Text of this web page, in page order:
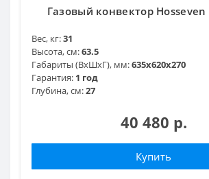
Газовый конвектор Hosseven
Вес, кг:31
Высота, см:63.5
Габариты (ВхШхГ), мм:635х620x270
Гарантия: 1 год
Глубина, см:27
40 480 р.
Купить